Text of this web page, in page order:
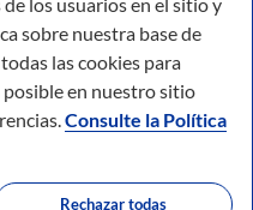
reservados.
sobre nuestra base de
las cookies para
en nuestro sitio
Consulte la Política
Rechazar todas